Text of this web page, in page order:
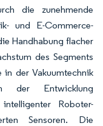
die zunehmende
und E-Commerce-
Handhabung flacher
des Segments
der Vakuumtechnik
der Entwicklung
Roboter-
Sensoren. Die